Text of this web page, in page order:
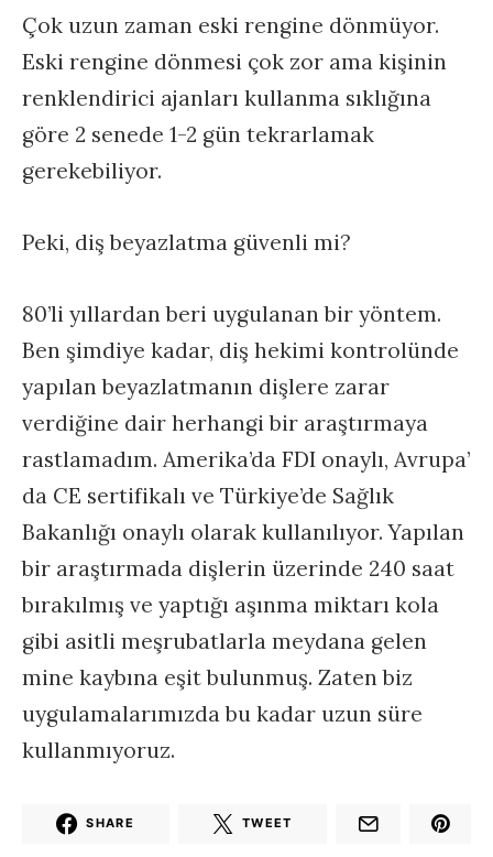
Çok uzun zaman eski rengine dönmüyor.
Eski rengine dönmesi çok zor ama kişinin
renklendirici ajanları kullanma sıklığına
göre 2 senede 1-2 gün tekrarlamak
gerekebiliyor.
Peki, diş beyazlatma güvenli mi?
80’li yıllardan beri uygulanan bir yöntem.
Ben şimdiye kadar, diş hekimi kontrolünde
yapılan beyazlatmanın dişlere zarar
verdiğine dair herhangi bir araştırmaya
rastlamadım. Amerika’da FDI onaylı, Avrupa’
da CE sertifikalı ve Türkiye’de Sağlık
Bakanlığı onaylı olarak kullanılıyor. Yapılan
bir araştırmada dişlerin üzerinde 240 saat
bırakılmış ve yaptığı aşınma miktarı kola
gibi asitli meşrubatlarla meydana gelen
mine kaybına eşit bulunmuş. Zaten biz
uygulamalarımızda bu kadar uzun süre
kullanmıyoruz.
SHARE TWEET